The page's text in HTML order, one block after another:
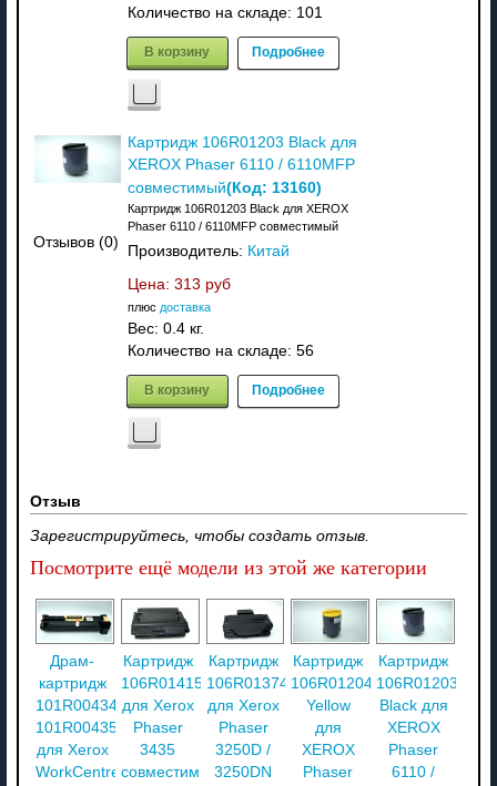
Количество на складе: 101
В корзину Подробнее
Отзывов (0)
Картридж 106R01203 Black для
XEROX Phaser 6110 / 6110MFP
совместимый(Код: 13160)
Картридж 106R01203 Black для XEROX
Phaser 6110 / 6110MFP совместимый
Производитель: Китай
Цена: 313 руб
плюс доставка
Вес: 0.4 кг.
Количество на складе: 56
В корзину Подробнее
Отзыв
Зарегистрируйтесь, чтобы создать отзыв.
Посмотрите ещё модели из этой же категории
Драм-
картридж
101R00434
101R00435
для Xerox
WorkCentre
Картридж
106R01415
для Xerox
Phaser
3435
совместимый
Картридж
106R01374
для Xerox
Phaser
3250D /
3250DN
Картридж
106R01204
Yellow
для
XEROX
Phaser
Картридж
106R01203
Black для
XEROX
Phaser
6110 /